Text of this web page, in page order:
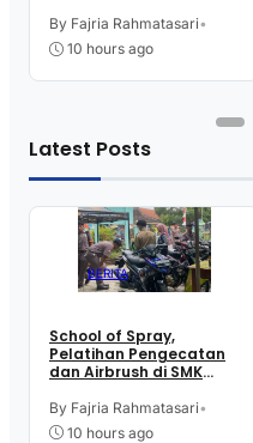
Kutoarjo
By Fajria Rahmatasari•
10 hours ago
Latest Posts
BERITA
School of Spray,
Pelatihan Pengecatan
dan Airbrush di SMK
Kutoarjo
By Fajria Rahmatasari•
10 hours ago